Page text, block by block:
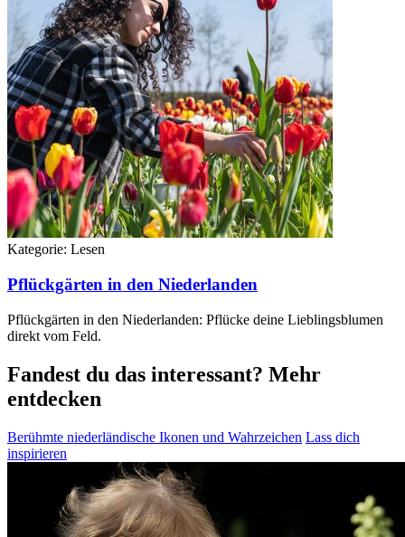
Kategorie: Lesen
Pflückgärten in den Niederlanden
Pflückgärten in den Niederlanden: Pflücke deine Lieblingsblumen
direkt vom Feld.
Fandest du das interessant? Mehr
entdecken
Berühmte niederländische Ikonen und Wahrzeichen Lass dich
inspirieren